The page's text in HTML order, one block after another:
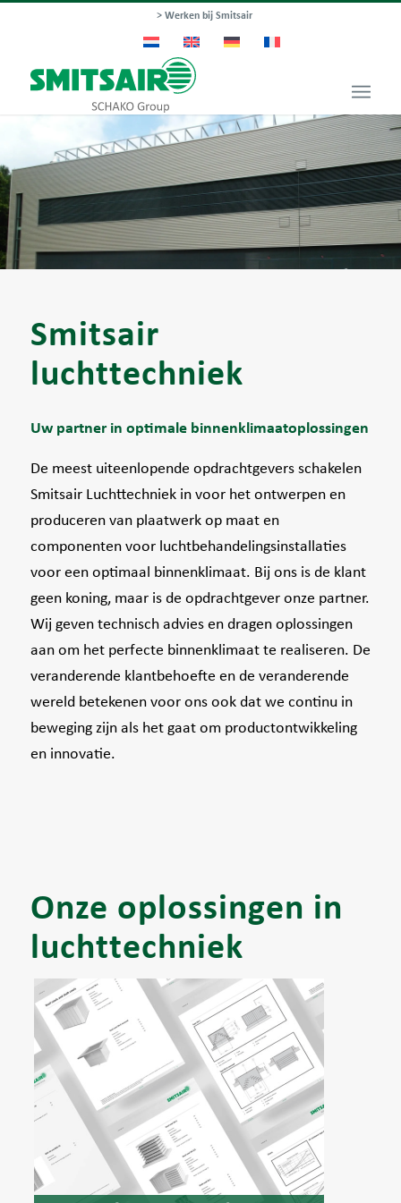
> Werken bij Smitsair
Smitsair
luchttechniek
Uw partner in optimale binnenklimaatoplossingen
De meest uiteenlopende opdrachtgevers schakelen
Smitsair Luchttechniek in voor het ontwerpen en
produceren van plaatwerk op maat en
componenten voor luchtbehandelingsinstallaties
voor een optimaal binnenklimaat. Bij ons is de klant
geen koning, maar is de opdrachtgever onze partner.
Wij geven technisch advies en dragen oplossingen
aan om het perfecte binnenklimaat te realiseren. De
veranderende klantbehoefte en de veranderende
wereld betekenen voor ons ook dat we continu in
beweging zijn als het gaat om productontwikkeling
en innovatie.
Onze oplossingen in
luchttechniek